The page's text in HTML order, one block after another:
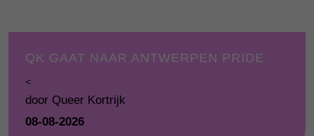
QK GAAT NAAR ANTWERPEN PRIDE
<
door Queer Kortrijk
08-08-2026